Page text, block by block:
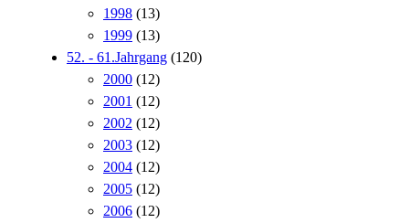
1998 (13)
1999 (13)
52. - 61.Jahrgang (120)
2000 (12)
2001 (12)
2002 (12)
2003 (12)
2004 (12)
2005 (12)
2006 (12)